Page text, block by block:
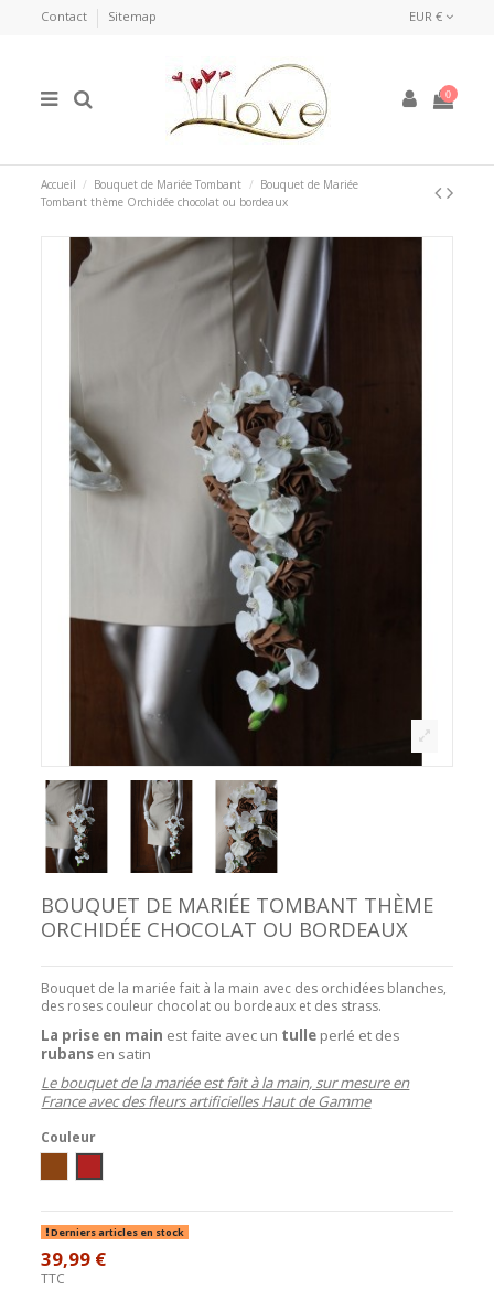
Contact Sitemap EUR €
0
Accueil Bouquet de Mariée Tombant
Bouquet de Mariée
Tombant thème Orchidée chocolat ou bordeaux
BOUQUET DE MARIÉE TOMBANT THÈME
ORCHIDÉE CHOCOLAT OU BORDEAUX
Bouquet de la mariée fait à la main avec des orchidées blanches,
des roses couleur chocolat ou bordeaux et des strass.
La prise en main est faite avec un tulle perlé et des
rubans en satin
Le bouquet de la mariée est fait à la main, sur mesure en
France avec des fleurs artificielles Haut de Gamme
Couleur
Derniers articles en stock
39,99 €
TTC